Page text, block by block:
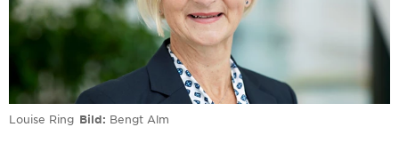
Louise Ring Bild Bengt Alm